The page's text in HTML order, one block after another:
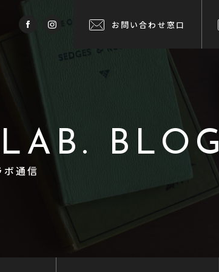
お問い合わせ窓口
BLOG
ボ通信